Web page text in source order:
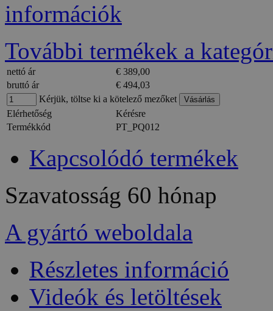
információk
További termékek a
nettó ár
€ 389,00
bruttó ár
€ 494,03
Kérjük, töltse ki a kötelező mezőket
Elérhetőség
Kérésre
Termékkód
PT_PQ012
Kapcsolódó termékek
Szavatosság 60 hónap
A gyártó weboldala
Részletes információ
Videók és letöltések